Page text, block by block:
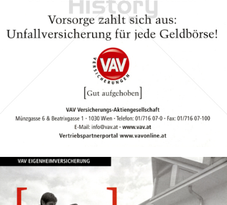
VAV Versicherungs-Aktiengesellschaft
VAV Versicherungs-Aktiengesellschaft
2007